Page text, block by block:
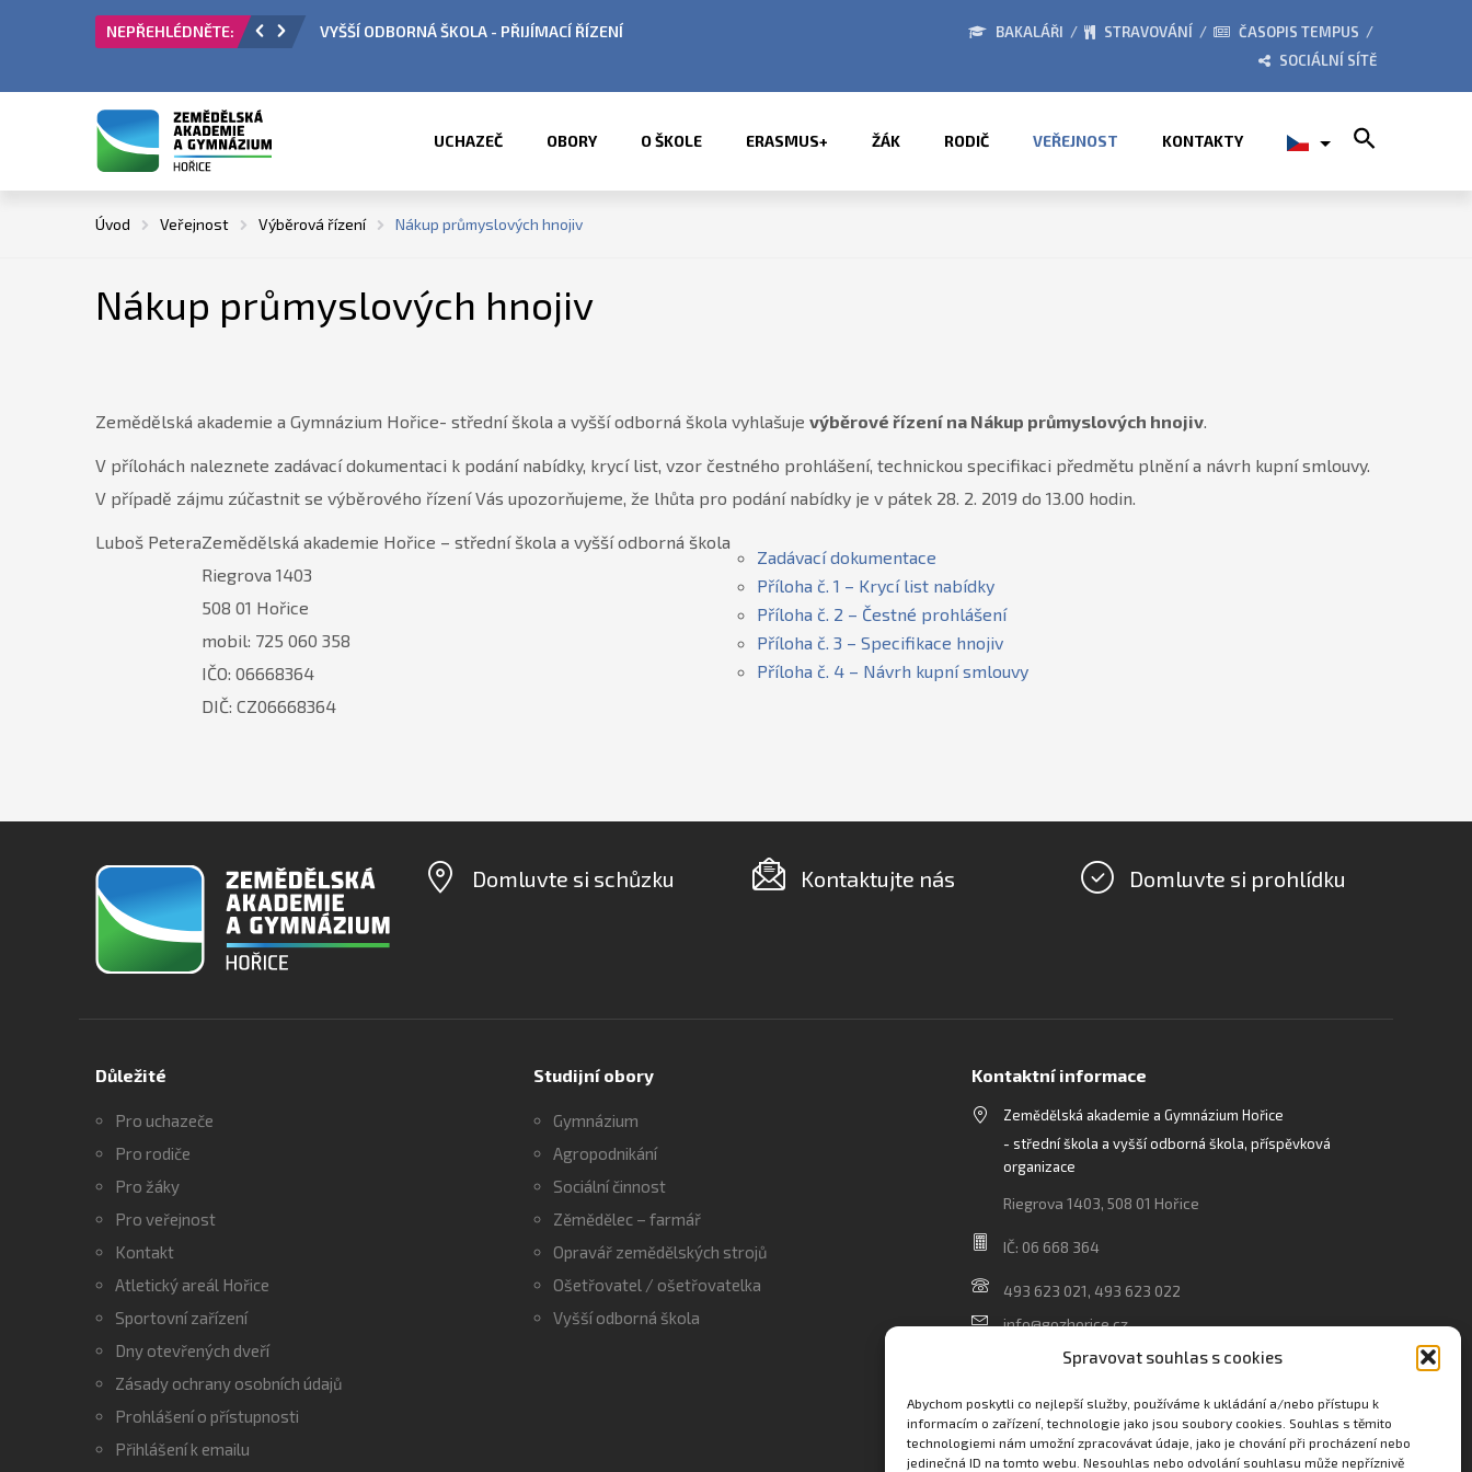
Spravovat souhlas s cookies
Abychom poskytli co nejlepší služby, používáme k ukládání a/nebo přístupu k
informacím o zařízení, technologie jako jsou soubory cookies. Souhlas s těmito
technologiemi nám umožní zpracovávat údaje, jako je chování při procházení nebo
jedinečná ID na tomto webu. Nesouhlas nebo odvolání souhlasu může nepříznivě
VYŠŠÍ ODBORNÁ ŠKOLA - PŘIJÍMACÍ ŘÍZENÍ ÚŘEDNÍ HODINY V OBDOBÍ LETNÍCH PRÁZDNIN PŘÍMĚSTSKÉ TÁBORY 2026
BAKALÁŘI STRAVOVÁNÍ
ČASOPIS TEMPUS
SOCIÁLNÍ SÍTĚ
UCHAZEČ OBORY O ŠKOLE ERASMUS+ ŽÁK RODIČ VEŘEJNOST KONTAKTY
Úvod Veřejnost Výběrová řízení Nákup průmyslových hnojiv
Nákup průmyslových hnojiv
Zemědělská akademie a Gymnázium Hořice- střední škola a vyšší odborná škola vyhlašuje výběrové řízení na Nákup průmyslových hnojiv.
V přílohách naleznete zadávací dokumentaci k podání nabídky, krycí list, vzor čestného prohlášení, technickou specifikaci předmětu plnění a návrh kupní smlouvy.
V případě zájmu zúčastnit se výběrového řízení Vás upozorňujeme, že lhůta pro podání nabídky je v pátek 28. 2. 2019 do 13.00 hodin.
Luboš PeteraZemědělská akademie Hořice – střední škola a vyšší odborná škola
Riegrova 1403
508 01 Hořice
mobil: 725 060 358
IČO: 06668364
DIČ: CZ06668364
Zadávací dokumentace
Příloha č. 1 – Krycí list nabídky
Příloha č. 2 – Čestné prohlášení
Příloha č. 3 – Specifikace hnojiv
Příloha č. 4 – Návrh kupní smlouvy
Domluvte si schůzku Kontaktujte nás Domluvte si prohlídku
Důležité
Pro uchazeče
Pro rodiče
Pro žáky
Pro veřejnost
Kontakt
Atletický areál Hořice
Sportovní zařízení
Dny otevřených dveří
Zásady ochrany osobních údajů
Prohlášení o přístupnosti
Přihlášení k emailu
Studijní obory
Gymnázium
Agropodnikání
Sociální činnost
Zěmědělec – farmář
Opravář zemědělských strojů
Ošetřovatel / ošetřovatelka
Vyšší odborná škola
Kontaktní informace
Zemědělská akademie a Gymnázium Hořice
- střední škola a vyšší odborná škola, příspěvková
organizace
Riegrova 1403, 508 01 Hořice
IČ: 06 668 364
493 623 021, 493 623 022
info@gozhorice.cz
www.zaghorice.cz
Innovation One s.r.o. IČO: 04734807 Březenecká 4808
430 04 Chomutov